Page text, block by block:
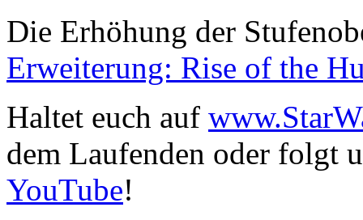
Die Erhöhung der
Erweiterung: Rise of the
Haltet euch auf
dem Laufenden oder folgt
YouTube!